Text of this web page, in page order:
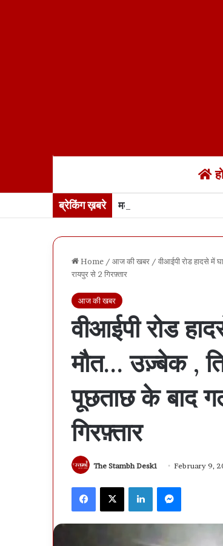
ब्रेकिंग ख़बरे मकानों के नक्शे में
Home / आज की खबर / वीआईपी रोड हादसे में
रायपुर से 2 गिरफ़्तार
आज की खबर
वीआईपी रोड
मौत… उज़्बेक ,
पूछताछ के बाद
गिरफ़्तार
The Stambh Desk1 February 9,
Facebook X LinkedIn